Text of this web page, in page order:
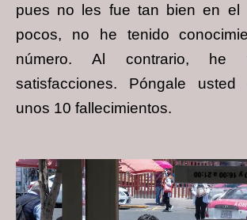
pues no les fue tan bien en el
pocos, no he tenido
número. Al contrario, he
satisfacciones. Póngale usted
unos 10 fallecimientos.